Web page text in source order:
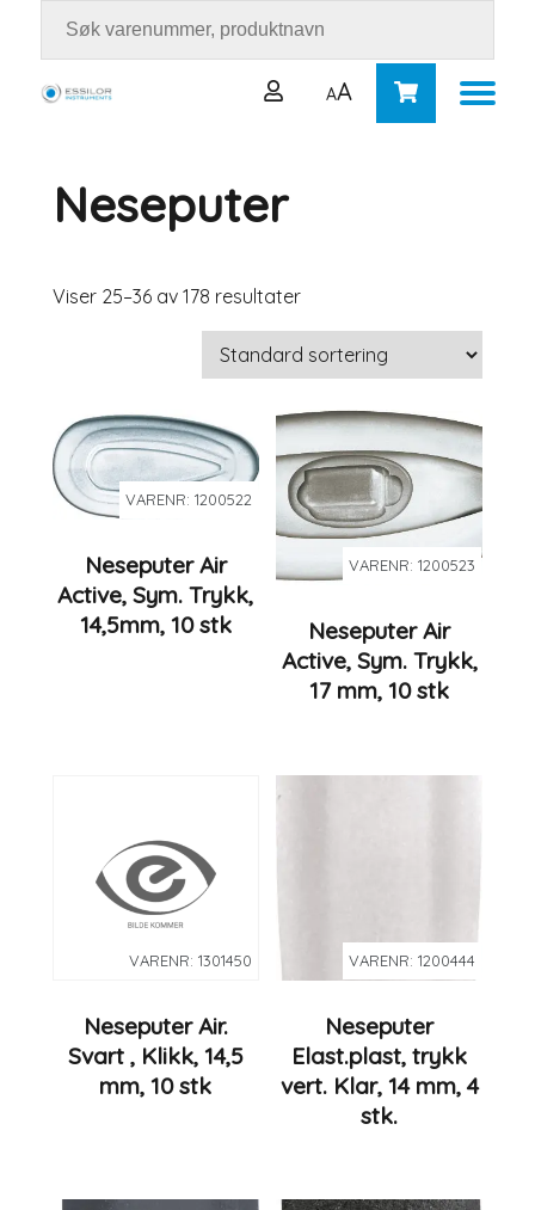
Brukernavn eller e-postadresse
Husk meg
Mistet passordet ditt?
AA
Neseputer
Viser 25–36 av 178 resultater
VARENR: 1200522
Neseputer Air
Active, Sym. Trykk,
14,5mm, 10 stk
VARENR: 1200523
Neseputer Air
Active, Sym. Trykk,
17 mm, 10 stk
VARENR: 1301450
Neseputer Air.
Svart , Klikk, 14,5
mm, 10 stk
VARENR: 1200444
Neseputer
Elast.plast, trykk
vert. Klar, 14 mm, 4
stk.